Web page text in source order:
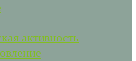
активность